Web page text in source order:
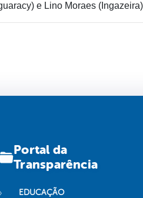
e Lino Moraes
Portal da
Transparência
EDUCAÇÃO